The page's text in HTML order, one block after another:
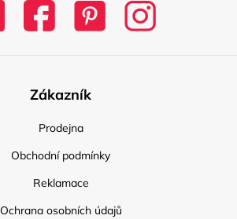
Zákazník
Prodejna
Obchodní podmínky
Reklamace
Ochrana osobních údajů